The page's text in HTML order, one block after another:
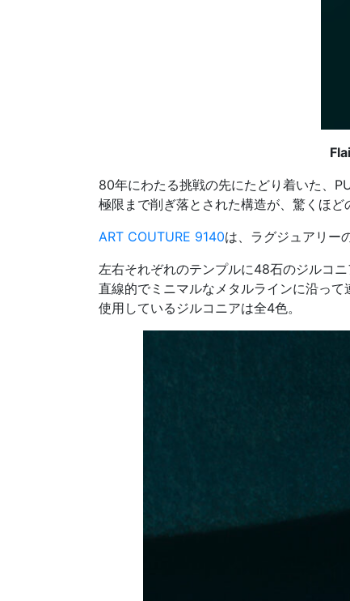
80年にわたる挑戦の先にたどり着いた、
極限まで削ぎ落とされた構造が、驚くほど
ART COUTURE 9140は、ラグジュアリー
左右それぞれのテンプルに48石のジルコニ
直線的でミニマルなメタルラインに沿って
使用しているジルコニアは全4色。